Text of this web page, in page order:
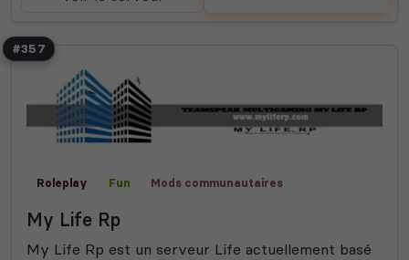
#357
Roleplay Fun Mods communautaires
My Life Rp
My Life Rp est un serveur Life actuellement basé